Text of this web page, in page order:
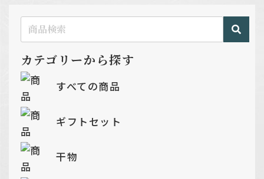
カテゴリーから探す
すべての商品
ギフトセット
干物